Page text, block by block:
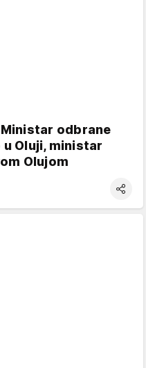
Ministar odbrane
Oluji, ministar
Olujom